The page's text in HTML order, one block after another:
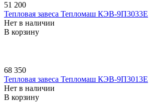
51 200
Тепловая завеса Тепломаш КЭВ-9П3033E
Нет в наличии
В корзину
68 350
Тепловая завеса Тепломаш КЭВ-9П3013E
Нет в наличии
В корзину